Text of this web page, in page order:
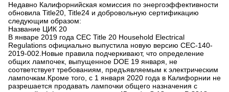
Недавно Калифорнийская комиссия по энергоэффективности
обновила Title20, Title24 и добровольную сертификацию
следующим образом:
Название ЦИК 20
В январе 2019 года CEC Title 20 Household Electrical
Regulations официально выпустила новую версию CEC-140-
2019-002.Новые правила подчеркивают, что определение
общих лампочек, выпущенное DOE 19 января, не
соответствует требованиям, предъявляемым к электрическим
лампочкам.Кроме того, с 1 января 2020 года в Калифорнии не
разрешается продавать лампочки общего назначения с